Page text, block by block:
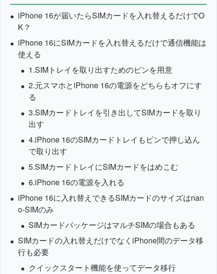
iPhone 16が届いたらSIMカードを入れ替えるだけでO
K？
iPhone 16にSIMカードを入れ替えるだけで通信機能は
使える
1.SIMトレイを取り出すためのピンを用意
2.元スマホとiPhone 16の電源をどちらもオフにす
る
3.SIMカードトレイを引き出してSIMカードを取り
出す
4.iPhone 16のSIMカードトレイもピンで押し込ん
で取り出す
5.SIMカードトレイにSIMカードをはめこむ
6.iPhone 16の電源を入れる
iPhone 16に入れ替えできるSIMカードのサイズはnan
o-SIMのみ
SIMカードパッケージはマルチSIMの場合もある
SIMカードの入れ替えだけでなくiPhone間のデータ移
行も必要
クイックスタート機能を使ってデータ移行